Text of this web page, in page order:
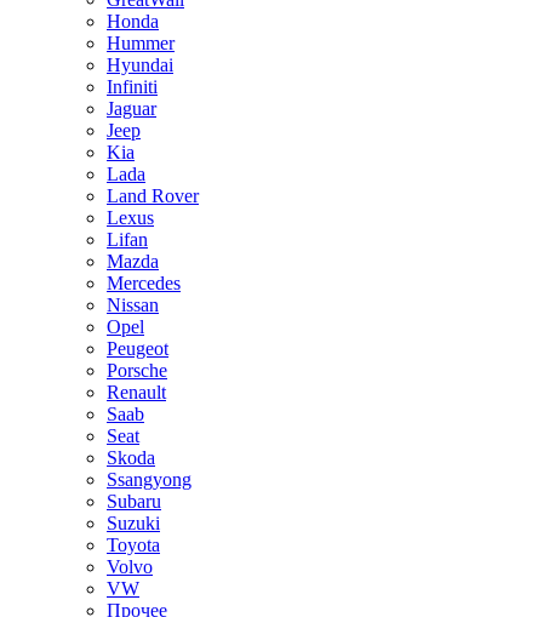
Honda
Hummer
Hyundai
Infiniti
Jaguar
Jeep
Kia
Lada
Land Rover
Lexus
Lifan
Mazda
Mercedes
Nissan
Opel
Peugeot
Porsche
Renault
Saab
Seat
Skoda
Ssangyong
Subaru
Suzuki
Toyota
Volvo
VW
Прочее